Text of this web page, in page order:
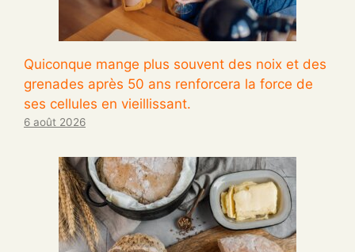
Quiconque mange plus souvent des noix et des
grenades après 50 ans renforcera la force de
ses cellules en vieillissant.
6 août 2026